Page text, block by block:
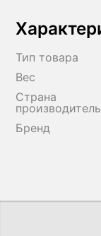
Тип товара
Вес
Страна
производитель
Бренд